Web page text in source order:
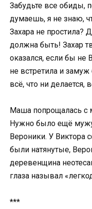
Забудьте все обиды,
думаешь, я не знаю,
Захара не простила?
должна быть! Захар
оказался, если бы не
не встретила и
всё, что ни делается,
Маша попрощалась с
Нужно было ещё мужу
Вероники. У Виктора
были натянутые,
деревенщина
глаза называл
***